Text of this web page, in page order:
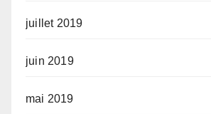
juillet 2019
juin 2019
mai 2019